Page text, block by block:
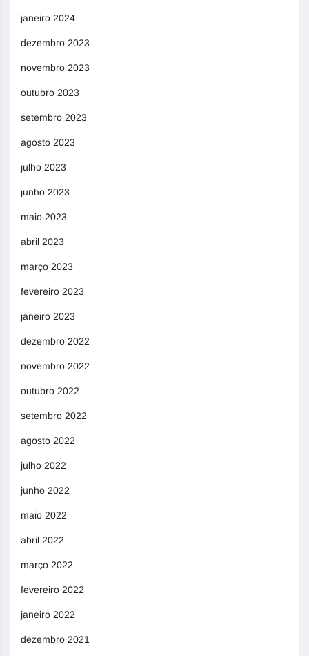
janeiro 2024
dezembro 2023
novembro 2023
outubro 2023
setembro 2023
agosto 2023
julho 2023
junho 2023
maio 2023
abril 2023
março 2023
fevereiro 2023
janeiro 2023
dezembro 2022
novembro 2022
outubro 2022
setembro 2022
agosto 2022
julho 2022
junho 2022
maio 2022
abril 2022
março 2022
fevereiro 2022
janeiro 2022
dezembro 2021